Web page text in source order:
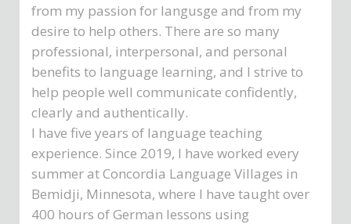
from my passion for langusge and from my
desire to help others. There are so many
professional, interpersonal, and personal
benefits to language learning, and I strive to
help people well communicate confidently,
clearly and authentically.
I have five years of language teaching
experience. Since 2019, I have worked every
summer at Concordia Language Villages in
Bemidji, Minnesota, where I have taught over
400 hours of German lessons using